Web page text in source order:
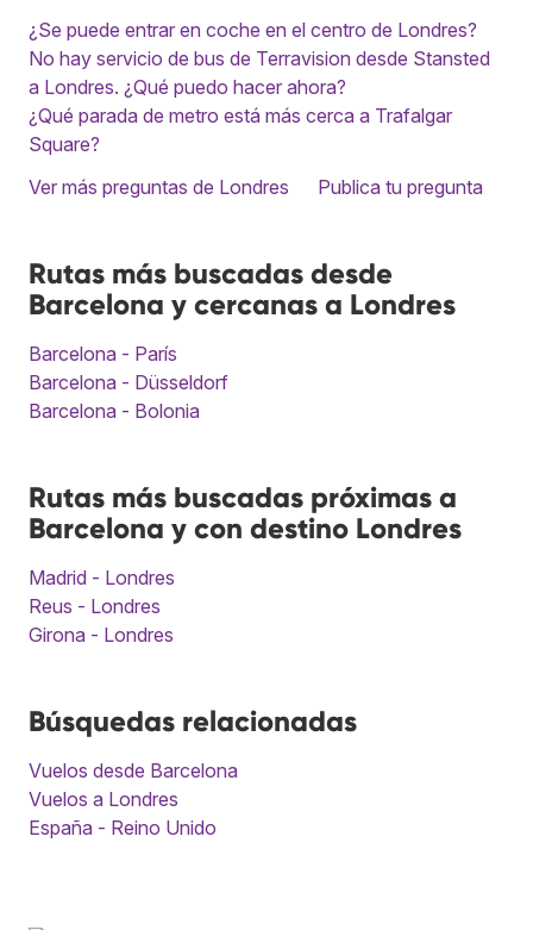
¿Se puede entrar en coche en el centro de Londres?
No hay servicio de bus de Terravision desde Stansted
a Londres. ¿Qué puedo hacer ahora?
¿Qué parada de metro está más cerca a Trafalgar
Square?
Ver más preguntas de Londres
Publica tu pregunta
Rutas más buscadas desde
Barcelona y cercanas a Londres
Barcelona - París
Barcelona - Düsseldorf
Barcelona - Bolonia
Rutas más buscadas próximas a
Barcelona y con destino Londres
Madrid - Londres
Reus - Londres
Girona - Londres
Búsquedas relacionadas
Vuelos desde Barcelona
Vuelos a Londres
España - Reino Unido